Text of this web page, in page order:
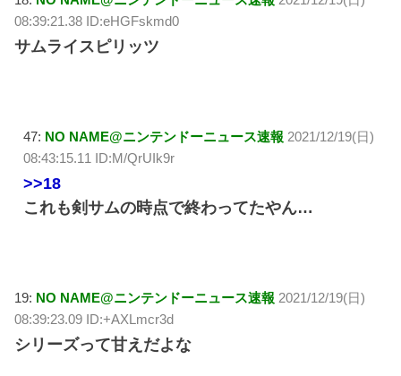
08:39:21.38 ID:eHGFskmd0
サムライスピリッツ
47: NO NAME@ニンテンドーニュース速報 2021/12/19(日)
08:43:15.11 ID:M/QrUIk9r
>>18
これも剣サムの時点で終わってたやん…
19: NO NAME@ニンテンドーニュース速報 2021/12/19(日)
08:39:23.09 ID:+AXLmcr3d
シリーズって甘えだよな